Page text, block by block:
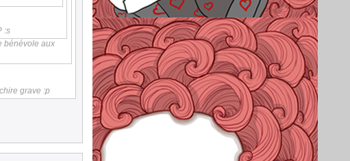
:s
bénévole aux
grave :p